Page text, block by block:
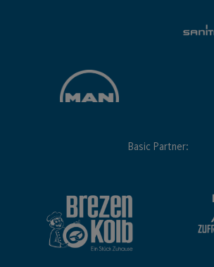
Basic Partner: